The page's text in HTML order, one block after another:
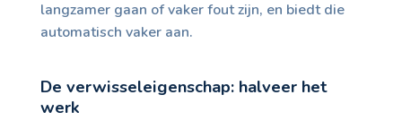
langzamer gaan of vaker fout zijn, en biedt die
automatisch vaker aan.
De verwisseleigenschap: halveer het
werk